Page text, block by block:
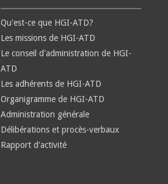
Qu'est-ce que HGI-ATD?
Les missions de HGI-ATD
Le conseil d'administration de HGI-
ATD
Les adhérents de HGI-ATD
Organigramme de HGI-ATD
Administration générale
Délibérations et procès-verbaux
Rapport d'activité